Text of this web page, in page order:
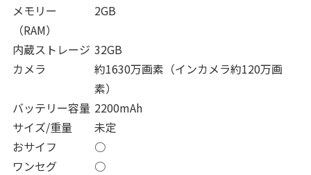
メモリー
（RAM）
2GB
内蔵ストレージ 32GB
カメラ
約1630万画素（インカメラ約120万画
素）
バッテリー容量 2200mAh
サイズ/重量
未定
おサイフ
○
ワンセグ
○